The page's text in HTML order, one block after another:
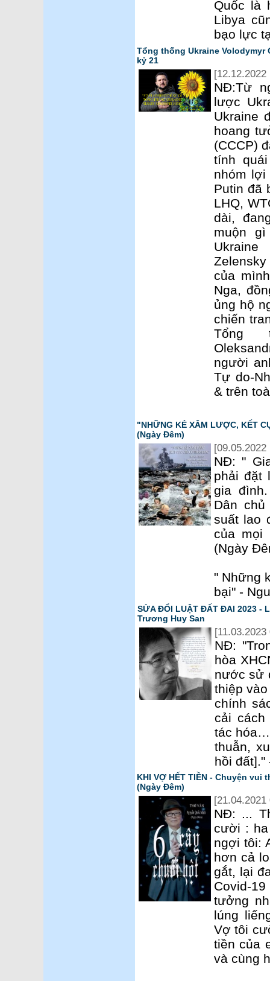
Quốc là
Libya
bạo lực
Tổng thống Ukraine
kỷ 21
[12.12.2022
NĐ:Từ
lược
Ukraine
hoang
(CCCP)
tính
nhóm
Putin đã
LHQ,
dài,
muộn
của
Nga,
ủng hộ
chiến
Tổng
người
Tự do-
& trên
"NHỮNG KẺ XÂM LƯỢC, KẾT
(Ngày Đêm)
[09.05.2022
NĐ: "
phải đặt
gia
Dân
suất lao
của mọi
(Ngày
" Những
bại" -
SỬA ĐỔI LUẬT ĐẤT ĐAI 2023 -
Trương Huy San
[11.03.2023
NĐ:
hòa
nước sử
thiệp
chính
cải
tác
thuẫn,
hồi đất]."
KHI VỢ HẾT TIỀN - Chuyện
(Ngày Đêm)
[21.04.2021
NĐ: ...
cười : ha
ngợi tôi:
hơn cả
gắt, lại
Covid-
tưởng
lúng
Vợ tôi
tiền của
và cùng